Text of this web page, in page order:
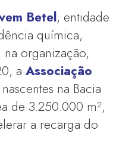
Betel, entidade
química,
organização,
aAssociação
na Bacia
de 3.250.000 m²,
a recarga do